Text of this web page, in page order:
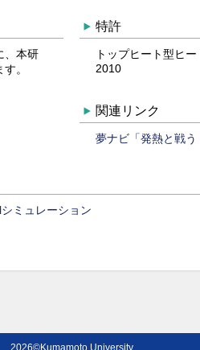
、本研
。
特許
トップヒート型ヒ
2010
関連リンク
夢ナビ「発熱と戦う
ミュレーション
2026©Kumamoto University